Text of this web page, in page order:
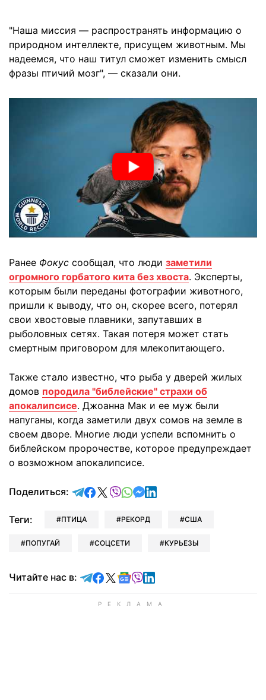
"Наша миссия — распространять информацию о
природном интеллекте, присущем животным. Мы
надеемся, что наш титул сможет изменить смысл
фразы птичий мозг", — сказали они.
Ранее Фокус сообщал, что люди заметили
огромного горбатого кита без хвоста. Эксперты,
которым были переданы фотографии животного,
пришли к выводу, что он, скорее всего, потерял
свои хвостовые плавники, запутавших в
рыболовных сетях. Такая потеря может стать
смертным приговором для млекопитающего.
Также стало известно, что рыба у дверей жилых
домов породила "библейские" страхи об
апокалипсисе. Джоанна Мак и ее муж были
напуганы, когда заметили двух сомов на земле в
своем дворе. Многие люди успели вспомнить о
библейском пророчестве, которое предупреждает
о возможном апокалипсисе.
Поделиться: отправить в Telegram
поделиться в Facebook
поделиться в X
отправить в Viber
отправить в Whatsapp
отправить в Messenger
отправить в LinkedIn
Теги: ПТИЦА РЕКОРД США
ПОПУГАЙ СОЦСЕТИ КУРЬЕЗЫ
Читайте нас в: Читайте в Telegram
Читайте в Facebook
Читайте в X
Читайте в Google news
Читайте в Viber
Читайте в LinkedIn